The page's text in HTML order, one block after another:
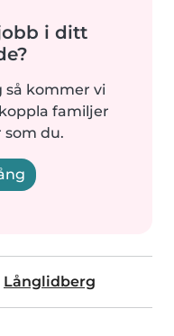
i ditt
så kommer vi
familjer
du.
Långlidberg